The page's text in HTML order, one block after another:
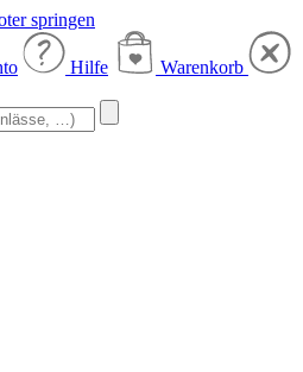
springen
Hilfe
Warenkorb